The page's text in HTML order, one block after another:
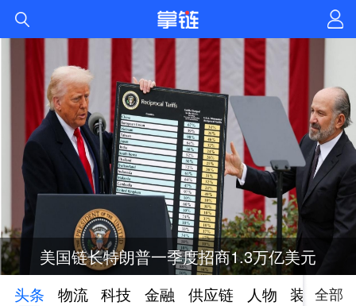
美国链长特朗普一季度招商1.3万亿美元
全部
头条 物流 科技 金融 供应链 人物 装备